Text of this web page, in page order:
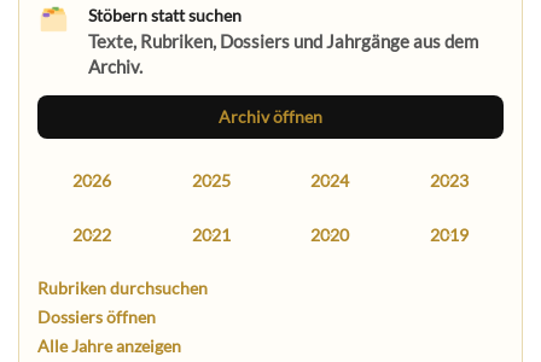
Stöbern statt suchen
Texte, Rubriken, Dossiers und Jahrgänge aus dem
Archiv.
Archiv öffnen
2026 2025 2024 2023
2022 2021 2020 2019
Rubriken durchsuchen
Dossiers öffnen
Alle Jahre anzeigen